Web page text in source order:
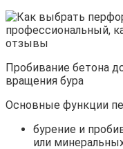
Пробивание бетона
вращения бура
Основные функции
бурение и
или